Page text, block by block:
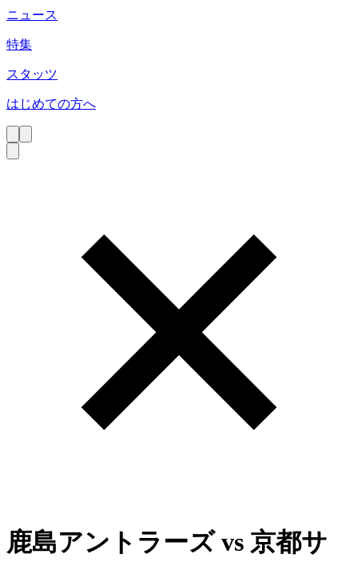
ニュース
特集
スタッツ
はじめての方へ
鹿島アントラーズvs 京都サ